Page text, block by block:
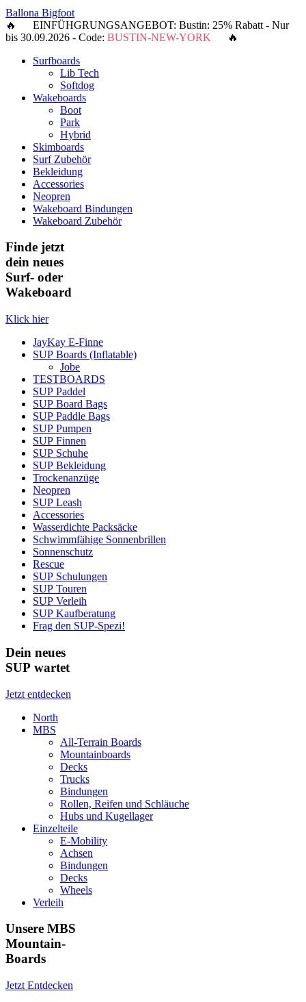
Ballona Bigfoot
🔥 EINFÜHGRUNGSANGEBOT: Bustin: 25% Rabatt - Nur
bis 30.09.2026 - Code: BUSTIN-NEW-YORK 🔥
Surfboards
Lib Tech
Softdog
Wakeboards
Boot
Park
Hybrid
Skimboards
Surf Zubehör
Bekleidung
Accessories
Neopren
Wakeboard Bindungen
Wakeboard Zubehör
Finde jetzt
dein neues
Surf- oder
Wakeboard
Klick hier
JayKay E-Finne
SUP Boards (Inflatable)
Jobe
TESTBOARDS
SUP Paddel
SUP Board Bags
SUP Paddle Bags
SUP Pumpen
SUP Finnen
SUP Schuhe
SUP Bekleidung
Trockenanzüge
Neopren
SUP Leash
Accessories
Wasserdichte Packsäcke
Schwimmfähige Sonnenbrillen
Sonnenschutz
Rescue
SUP Schulungen
SUP Touren
SUP Verleih
SUP Kaufberatung
Frag den SUP-Spezi!
Dein neues
SUP wartet
Jetzt entdecken
North
MBS
All-Terrain Boards
Mountainboards
Decks
Trucks
Bindungen
Rollen, Reifen und Schläuche
Hubs und Kugellager
Einzelteile
E-Mobility
Achsen
Bindungen
Decks
Wheels
Verleih
Unsere MBS
Mountain-
Boards
Jetzt Entdecken